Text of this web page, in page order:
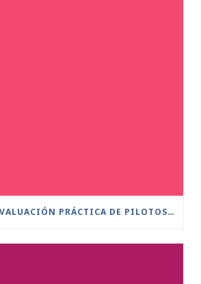
FORMACIÓN Y EVALUACIÓN PRÁCTICA DE PILOTOS A DISTANCIA ESCENARIOS ESTÁNDAR